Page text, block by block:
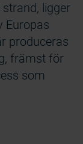
ligger
Europas
produceras
främst för
som